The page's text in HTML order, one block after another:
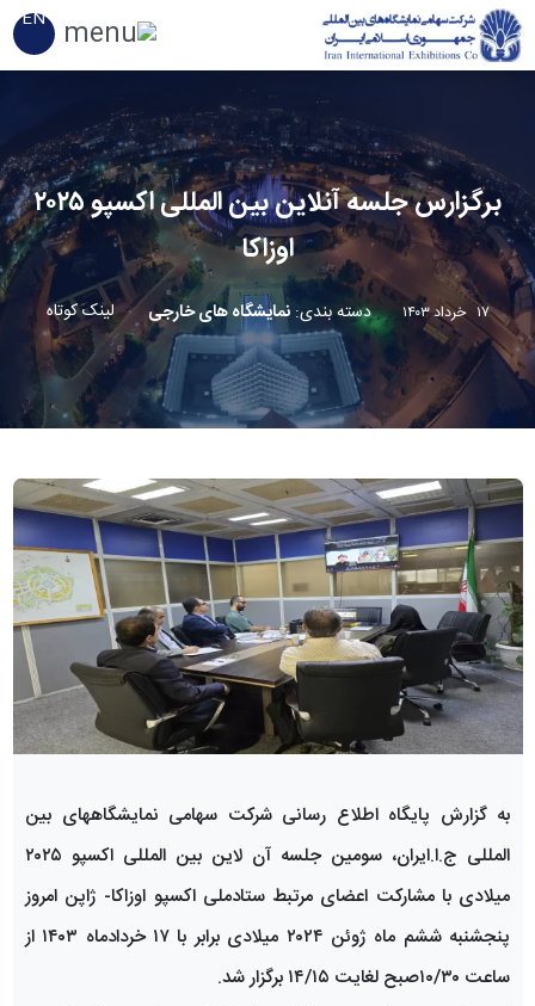
EN
برگزارس جلسه آنلاین بین المللی اکسپو ۲۰۲۵
اوزاکا
۱۷ خرداد ۱۴۰۳ دسته بندی:نمایشگاه های خارجی لینک کوتاه
به گزارش پایگاه اطلاع رسانی شرکت سهامی نمایشگاههای بین
المللی ج.ا.ایران، سومین جلسه آن لاین بین المللی اکسپو ۲۰۲۵
میلادی با مشارکت اعضای مرتبط ستادملی اکسپو اوزاکا- ژاپن امروز
پنجشنبه ششم ماه ژوئن ۲۰۲۴ میلادی برابر با ۱۷ خردادماه ۱۴۰۳ از
ساعت ۱۰/۳۰‌صبح لغایت ۱۴/۱۵ برگزار شد.